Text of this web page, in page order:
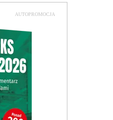
AUTOPROMOCJA